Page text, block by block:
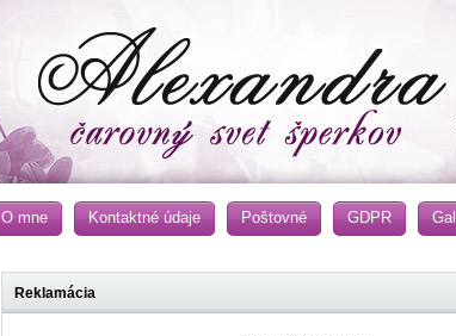
O mne Kontaktné údaje Poštovné GDPR
Reklamácia